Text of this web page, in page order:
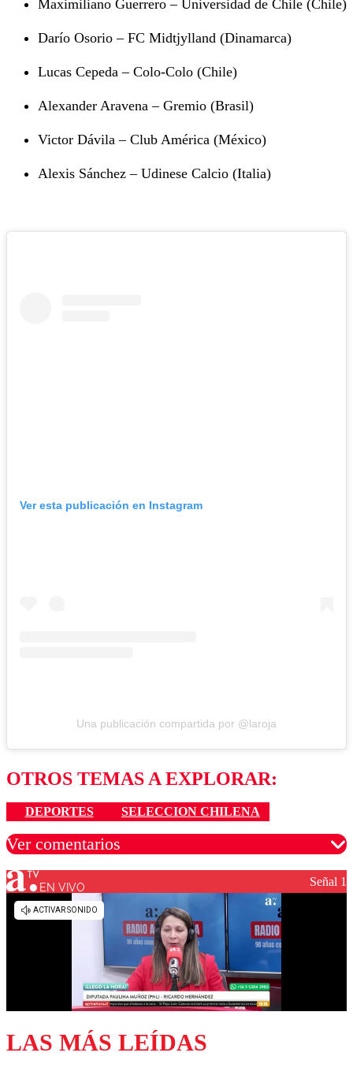
Maximiliano Guerrero – Universidad de Chile (Chile)
Darío Osorio – FC Midtjylland (Dinamarca)
Lucas Cepeda – Colo-Colo (Chile)
Alexander Aravena – Gremio (Brasil)
Victor Dávila – Club América (México)
Alexis Sánchez – Udinese Calcio (Italia)
Ver esta publicación en Instagram
Una publicación compartida por @laroja
OTROS TEMAS A EXPLORAR:
DEPORTES SELECCION CHILENA
Ver comentarios
Los comentarios son moderados para garantizar un
diálogo respetuoso.
EN VIVO Señal 1
LAS MÁS LEÍDAS